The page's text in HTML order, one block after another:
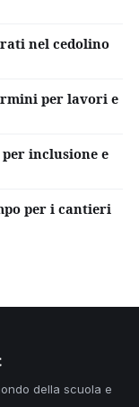
nel cedolino
per lavori e
inclusione e
per i cantieri
della scuola e